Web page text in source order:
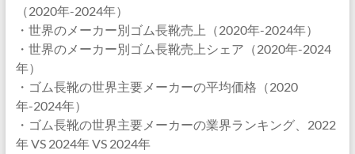
（2020年-2024年）
・世界のメーカー別ゴム長靴売上（2020年-2024年）
・世界のメーカー別ゴム長靴売上シェア（2020年-2024
年）
・ゴム長靴の世界主要メーカーの平均価格（2020
年-2024年）
・ゴム長靴の世界主要メーカーの業界ランキング、2022
年 VS 2024年 VS 2024年